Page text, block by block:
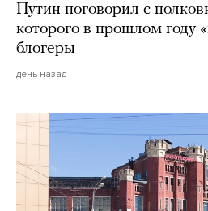
Путин поговорил с
которого в прошлом году
блогеры
день назад